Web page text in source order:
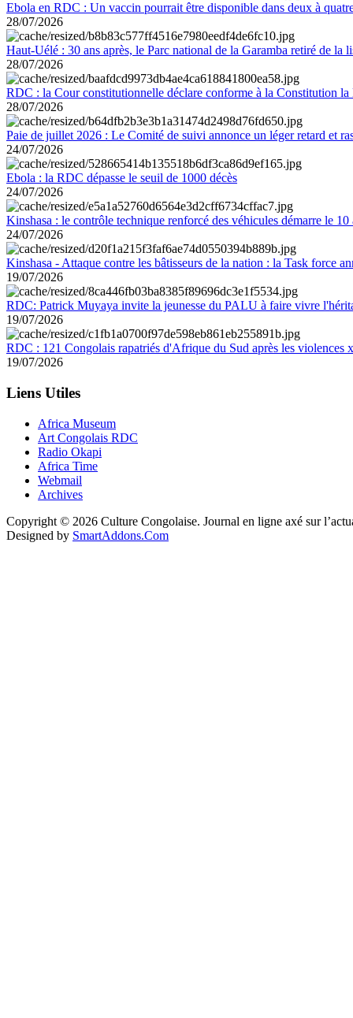
Ebola en RDC : Un vaccin pourrait être disponible dans deux à
28/07/2026
Haut-Uélé : 30 ans après, le Parc national de la Garamba retiré de la
28/07/2026
RDC : la Cour constitutionnelle déclare conforme à la Constitution la
28/07/2026
Paie de juillet 2026 : Le Comité de suivi annonce un léger retard et
24/07/2026
Ebola : la RDC dépasse le seuil de 1000 décès
24/07/2026
Kinshasa : le contrôle technique renforcé des véhicules démarre le 10
24/07/2026
Kinshasa - Attaque contre les bâtisseurs de la nation : la Task force
19/07/2026
RDC: Patrick Muyaya invite la jeunesse du PALU à faire vivre
19/07/2026
RDC : 121 Congolais rapatriés d'Afrique du Sud après les violences
19/07/2026
Liens Utiles
Africa Museum
Art Congolais RDC
Radio Okapi
Africa Time
Webmail
Archives
Copyright © 2026 Culture Congolaise. Journal en ligne axé sur
Designed by SmartAddons.Com